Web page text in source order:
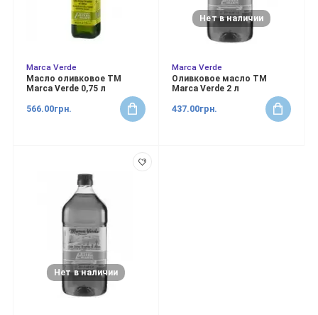
Marca Verde
Масло оливковое ТМ
Marca Verde 0,75 л
566.00грн.
Нет в наличии
Marca Verde
Оливковое масло ТМ
Marca Verde 2 л
437.00грн.
Нет в наличии